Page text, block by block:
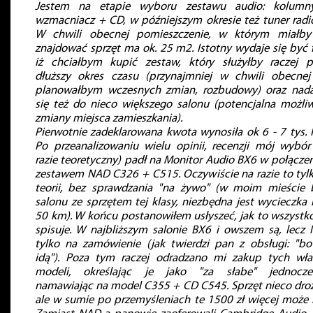
Jestem na etapie wyboru zestawu audio:
wzmacniacz + CD, w późniejszym okresie też tuner
W chwili obecnej pomieszczenie, w którym
znajdować sprzęt ma ok. 25 m2. Istotny wydaje się być
iż chciałbym kupić zestaw, który służyłby raczej
dłuższy okres czasu (przynajmniej w chwili
planowałbym wczesnych zmian, rozbudowy) oraz
się też do nieco większego salonu (potencjalna
zmiany miejsca zamieszkania).
Pierwotnie zadeklarowana kwota wynosiła ok 6 - 7 tys.
Po przeanalizowaniu wielu opinii, recenzji mój
razie teoretyczny) padł na Monitor Audio BX6 w
zestawem NAD C326 + C515. Oczywiście na razie to
teorii, bez sprawdzania "na żywo" (w moim mieście
salonu ze sprzętem tej klasy, niezbędna jest wycieczka
50 km). W końcu postanowiłem usłyszeć, jak to
spisuje. W najbliższym salonie BX6 i owszem są, lecz
tylko na zamówienie (jak twierdzi pan z obsługi:
idą"). Poza tym raczej odradzano mi zakup tych
modeli, określając je jako "za słabe"
namawiając na model C355 + CD C545. Sprzęt nieco
ale w sumie po przemyśleniach te 1500 zł więcej może